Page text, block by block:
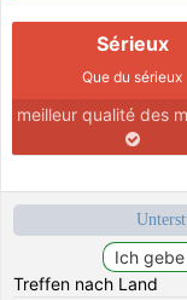
Sérieux
Que du sérieux
meilleur qualité des
Treffen nach Land